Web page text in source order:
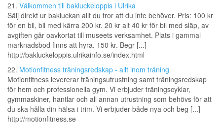
21. Välkommen till bakluckeloppis i Ulrika
Sälj direkt ur bakluckan allt du tror att du inte behöver. Pris: 100 kr
för en bil, bil med kärra 200 kr. 20 kr alt 40 kr för bil med släp, av
avgiften går oavkortat till museets verksamhet. Plats i gammal
marknadsbod finns att hyra. 150 kr. Begr [...]
http://bakluckeloppis.ulrikainfo.se/index.html
22. Motionfitness träningsredskap - allt inom träning
Motionfitness levererar träningsutrustning samt träningsredskap
för hem och professionella gym. Vi erbjuder träningscyklar,
gymmaskiner, hantlar och all annan utrustning som behövs för att
du ska hålla din hälsa i trim. Vi erbjuder både nya och beg [...]
http://motionfitness.se